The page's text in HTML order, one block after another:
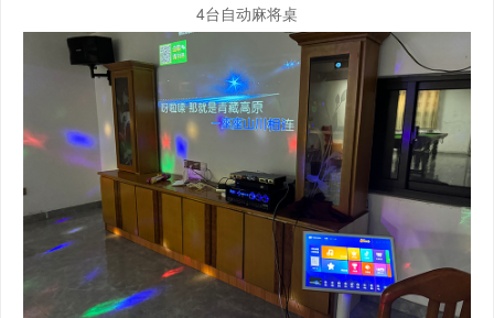
4台自动麻将桌